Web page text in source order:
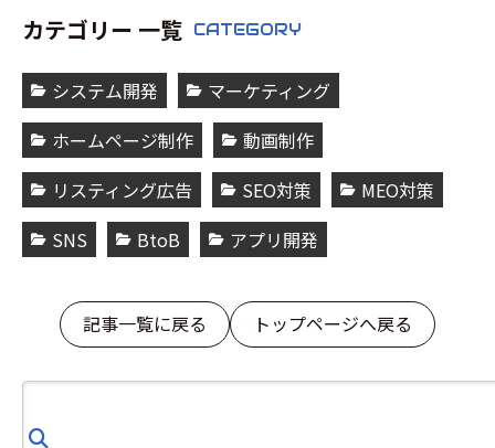
カテゴリー 一覧 CATEGORY
システム開発
マーケティング
ホームページ制作
動画制作
リスティング広告
SEO対策
MEO対策
SNS
BtoB アプリ開発
記事一覧に戻る トップページへ戻る
索